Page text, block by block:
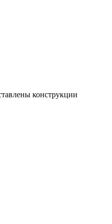
конструкции